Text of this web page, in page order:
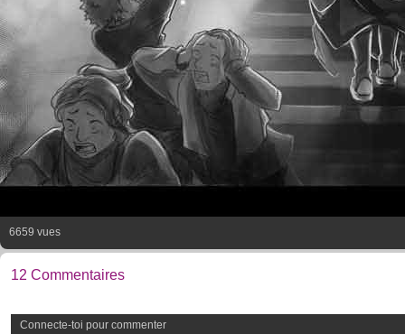
6659 vues
12 Commentaires
Connecte-toi pour commenter